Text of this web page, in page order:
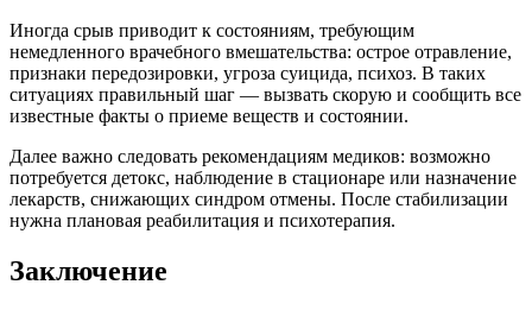
Иногда срыв приводит к состояниям, требующим
немедленного врачебного вмешательства: острое отравление,
признаки передозировки, угроза суицида, психоз. В таких
ситуациях правильный шаг — вызвать скорую и сообщить все
известные факты о приеме веществ и состоянии.
Далее важно следовать рекомендациям медиков: возможно
потребуется детокс, наблюдение в стационаре или назначение
лекарств, снижающих синдром отмены. После стабилизации
нужна плановая реабилитация и психотерапия.
Заключение